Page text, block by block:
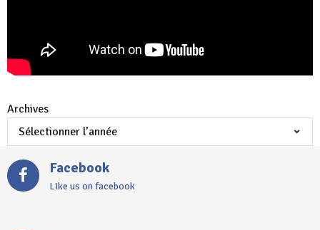
Archives
Facebook
Like us on facebook